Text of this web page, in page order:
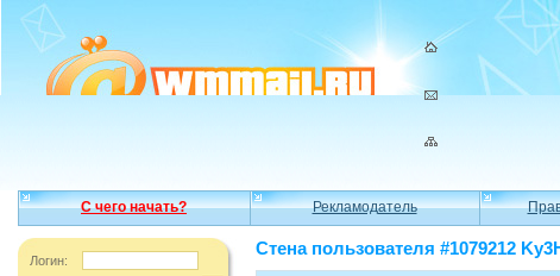
С чего начать? Рекламодатель
Логин:
Стена пользователя #1079212